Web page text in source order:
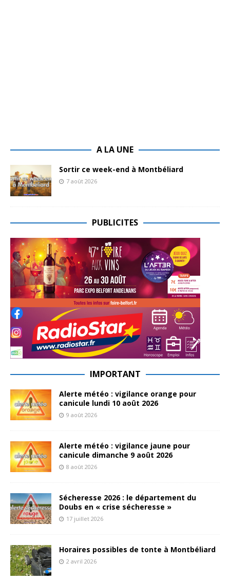
A LA UNE
Sortir ce week-end à Montbéliard
7 août 2026
PUBLICITES
IMPORTANT
Alerte météo : vigilance orange pour
canicule lundi 10 août 2026
9 août 2026
Alerte météo : vigilance jaune pour
canicule dimanche 9 août 2026
8 août 2026
Sécheresse 2026 : le département du
Doubs en « crise sécheresse »
17 juillet 2026
Horaires possibles de tonte à Montbéliard
2 avril 2026